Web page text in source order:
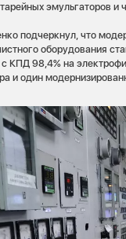
эмульгаторов и
подчеркнул, что
оборудования
КПД 98,4% на
и один